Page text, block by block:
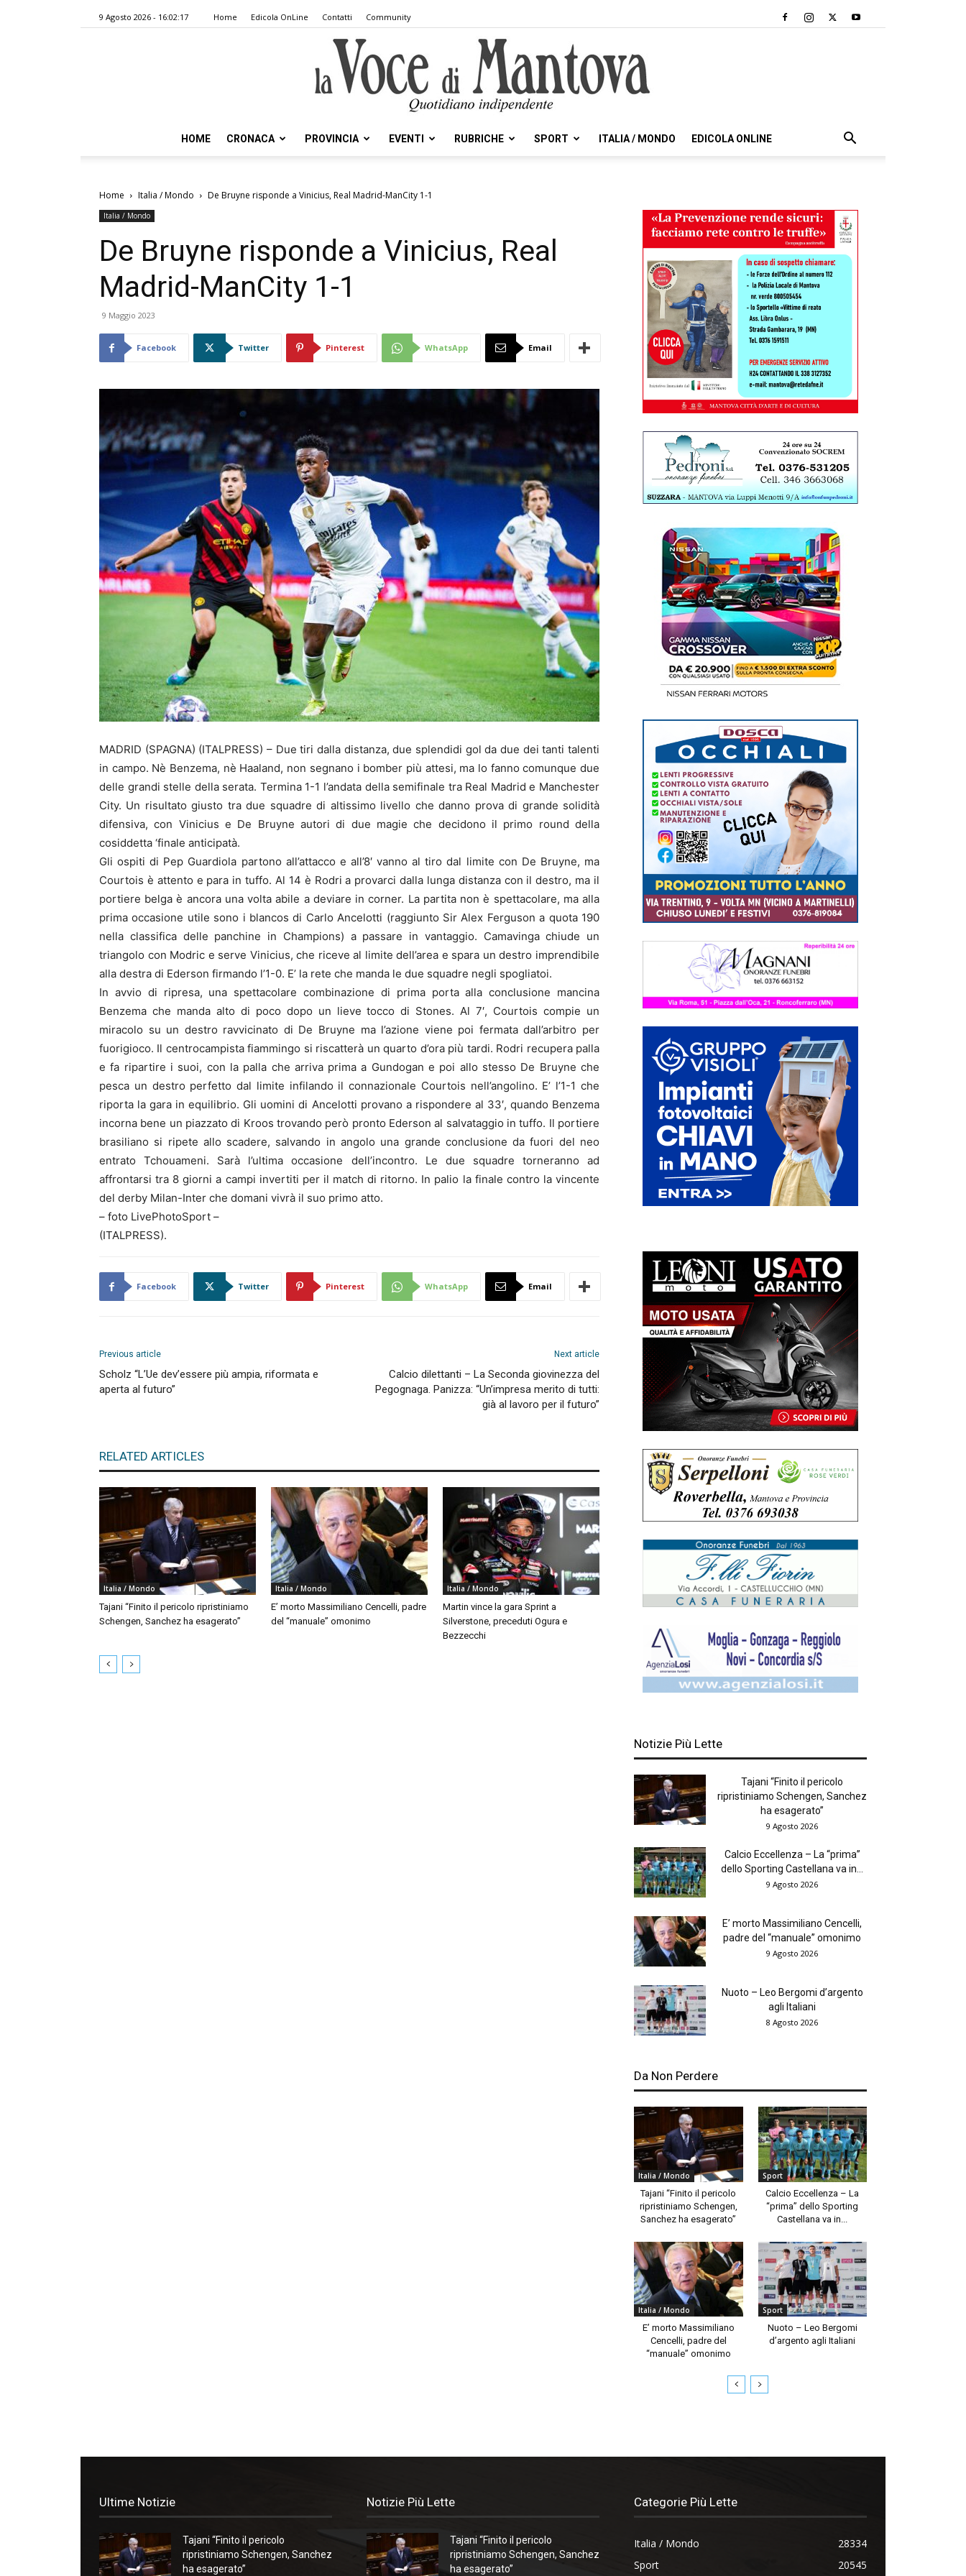
9 Agosto 2026 - 16:02:17 Home Edicola OnLine Contatti Community
Voce
Mantova
HOME CRONACA PROVINCIA EVENTI RUBRICHE SPORT ITALIA / MONDO EDICOLA ONLINE
Home Italia / Mondo De Bruyne risponde a Vinicius, Real Madrid-ManCity 1-1
Italia / Mondo
De Bruyne risponde a Vinicius, Real
Madrid-ManCity 1-1
9 Maggio 2023
Facebook Twitter Pinterest WhatsApp Email
MADRID (SPAGNA) (ITALPRESS) – Due tiri dalla distanza, due splendidi gol da due dei tanti talenti
in campo. Nè Benzema, nè Haaland, non segnano i bomber più attesi, ma lo fanno comunque due
delle grandi stelle della serata. Termina 1-1 l’andata della semifinale tra Real Madrid e Manchester
City. Un risultato giusto tra due squadre di altissimo livello che danno prova di grande solidità
difensiva, con Vinicius e De Bruyne autori di due magie che decidono il primo round della
cosiddetta ‘finale anticipatà.
Gli ospiti di Pep Guardiola partono all’attacco e all’8′ vanno al tiro dal limite con De Bruyne, ma
Courtois è attento e para in tuffo. Al 14 è Rodri a provarci dalla lunga distanza con il destro, ma il
portiere belga è ancora una volta abile a deviare in corner. La partita non è spettacolare, ma alla
prima occasione utile sono i blancos di Carlo Ancelotti (raggiunto Sir Alex Ferguson a quota 190
nella classifica delle panchine in Champions) a passare in vantaggio. Camavinga chiude un
triangolo con Modric e serve Vinicius, che riceve al limite dell’area e spara un destro imprendibile
alla destra di Ederson firmando l’1-0. E’ la rete che manda le due squadre negli spogliatoi.
In avvio di ripresa, una spettacolare combinazione di prima porta alla conclusione mancina
Benzema che manda alto di poco dopo un lieve tocco di Stones. Al 7′, Courtois compie un
miracolo su un destro ravvicinato di De Bruyne ma l’azione viene poi fermata dall’arbitro per
fuorigioco. Il centrocampista fiammingo si riscatterà un quarto d’ora più tardi. Rodri recupera palla
e fa ripartire i suoi, con la palla che arriva prima a Gundogan e poi allo stesso De Bruyne che
pesca un destro perfetto dal limite infilando il connazionale Courtois nell’angolino. E’ l’1-1 che
riporta la gara in equilibrio. Gli uomini di Ancelotti provano a rispondere al 33′, quando Benzema
incorna bene un piazzato di Kroos trovando però pronto Ederson al salvataggio in tuffo. Il portiere
brasiliano si ripete allo scadere, salvando in angolo una grande conclusione da fuori del neo
entrato Tchouameni. Sarà l’ultima occasione dell’incontro. Le due squadre torneranno ad
affrontarsi tra 8 giorni a campi invertiti per il match di ritorno. In palio la finale contro la vincente
del derby Milan-Inter che domani vivrà il suo primo atto.
– foto LivePhotoSport –
(ITALPRESS).
Facebook Twitter Pinterest WhatsApp Email
Previous article
Scholz “L’Ue dev’essere più ampia, riformata e
aperta al futuro”
Next article
Calcio dilettanti – La Seconda giovinezza del
Pegognaga. Panizza: “Un’impresa merito di tutti:
già al lavoro per il futuro”
RELATED ARTICLES
Italia / Mondo
Tajani “Finito il pericolo ripristiniamo
Schengen, Sanchez ha esagerato”
Italia / Mondo
E’ morto Massimiliano Cencelli, padre
del “manuale” omonimo
Italia / Mondo
Martin vince la gara Sprint a
Silverstone, preceduti Ogura e
Bezzecchi
Notizie Più Lette
Tajani “Finito il pericolo
ripristiniamo Schengen, Sanchez
ha esagerato”
9 Agosto 2026
Calcio Eccellenza – La “prima”
dello Sporting Castellana va in...
9 Agosto 2026
E’ morto Massimiliano Cencelli,
padre del “manuale” omonimo
9 Agosto 2026
Nuoto – Leo Bergomi d’argento
agli Italiani
8 Agosto 2026
Da Non Perdere
Italia / Mondo
Tajani “Finito il pericolo
ripristiniamo Schengen,
Sanchez ha esagerato”
Sport
Calcio Eccellenza – La
“prima” dello Sporting
Castellana va in...
Italia / Mondo
E’ morto Massimiliano
Cencelli, padre del
“manuale” omonimo
Sport
Nuoto – Leo Bergomi
d’argento agli Italiani
Ultime Notizie
Tajani “Finito il pericolo
ripristiniamo Schengen, Sanchez
ha esagerato”
Notizie Più Lette
Tajani “Finito il pericolo
ripristiniamo Schengen, Sanchez
ha esagerato”
Categorie Più Lette
Italia / Mondo
28334
Sport
20545